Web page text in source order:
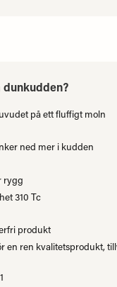
dunkudden?
på ett fluffigt moln
ned mer i kudden
rygg
310 Tc
produkt
en ren kvalitetsprodukt,